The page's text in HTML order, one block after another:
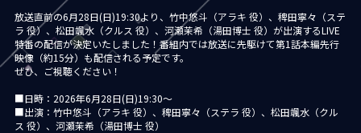
放送直前の6月28日(日)19:30より、竹中悠斗（アラキ 役）、稗田寧々（ステ
ラ 役）、松田颯水（クルス 役）、河瀬茉希（湯田博士 役）が出演するLIVE
特番の配信が決定いたしました！番組内では放送に先駆けて第1話本編先行
映像（約15分）も配信される予定です。
ぜひ、ご視聴ください！
■日時：2026年6月28日(日)19:30～
■出演：竹中悠斗（アラキ 役）、稗田寧々（ステラ 役）、松田颯水（クル
ス 役）、河瀬茉希（湯田博士 役）